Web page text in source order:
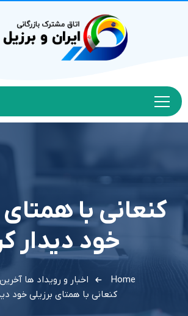
کنعانی با همتای
خود دیدار
Home اخبار و رویداد ها
کنعانی با همتای برزیلی خود